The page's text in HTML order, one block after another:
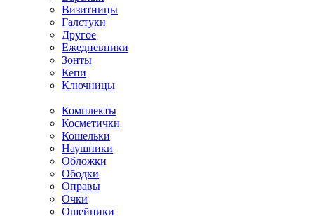
Визитницы
Галстуки
Другое
Ежедневники
Зонты
Кепи
Ключницы
Комплекты
Косметички
Кошельки
Наушники
Обложки
Ободки
Оправы
Очки
Ошейники